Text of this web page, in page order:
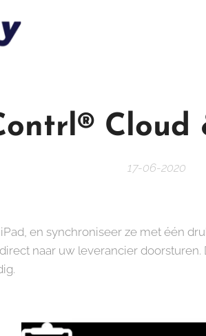
Cloud
17-06-2020
en synchroniseer ze met één
naar uw leverancier